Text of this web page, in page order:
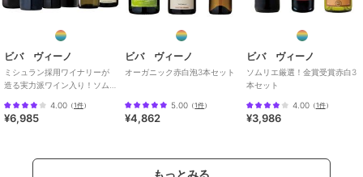
ビバ ヴィーノ
ミシュラン採用ワイナリーが
造る実力派ワイン入り！ソム
4.00 （1件）
¥6,985
ビバ ヴィーノ
オーガニック赤白泡3本セット
5.00 （1件）
¥4,862
ビバ ヴィーノ
ソムリエ厳選！金賞受賞赤白3
本セット
4.00（1件）
¥3,986